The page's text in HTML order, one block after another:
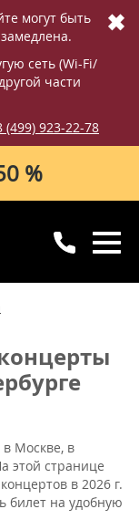
могут быть
сеть (Wi-Fi/
части
(499) 923-22-78
✖
%
Москве, в
этой странице
в 2026 г.
билет на удобную